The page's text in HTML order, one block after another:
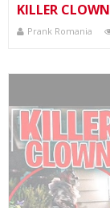
KILLER
Prank Romania